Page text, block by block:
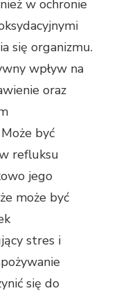
w ochronie
się organizmu.
wpływ na
oraz
być
refluksu
jego
może być
stres i
się do